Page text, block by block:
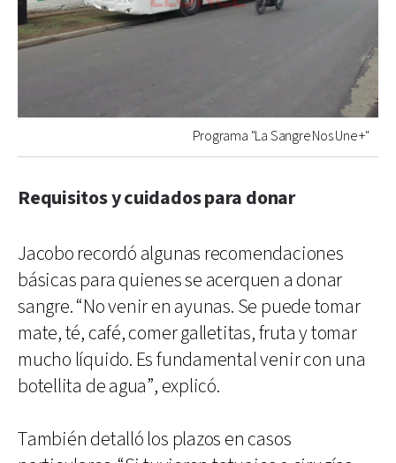
Programa "La Sangre Nos Une +"
Requisitos y cuidados para donar
Jacobo recordó algunas recomendaciones
básicas para quienes se acerquen a donar
sangre. “No venir en ayunas. Se puede tomar
mate, té, café, comer galletitas, fruta y tomar
mucho líquido. Es fundamental venir con una
botellita de agua”, explicó.
También detalló los plazos en casos